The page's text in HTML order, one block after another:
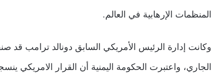
المنظمات الإرهابية في العالم.
الجاري، واعتبرت الحكومة اليمنية أن القرار الامريكي